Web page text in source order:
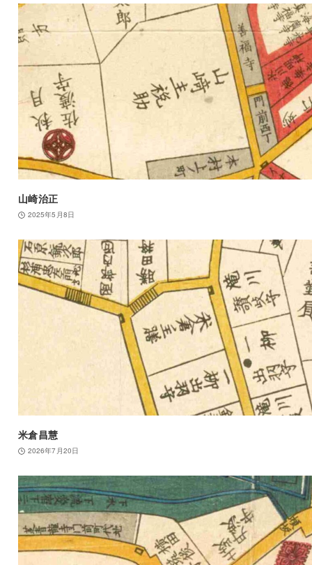
山崎治正
2025年5月8日
米倉昌慧
2026年7月20日